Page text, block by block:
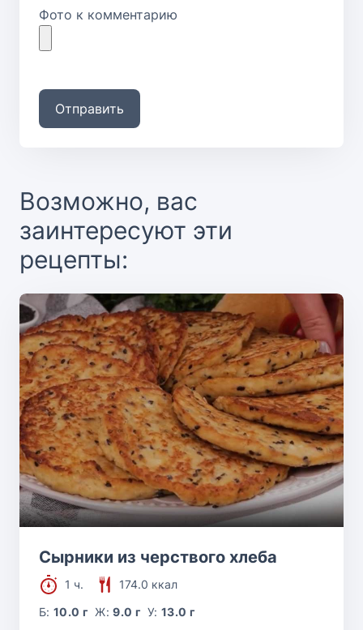
Фото к комментарию
Отправить
Возможно, вас
заинтересуют эти
рецепты:
Сырники из черствого хлеба
1 ч.
174.0 ккал
Б:10.0 г Ж:9.0 г У:13.0 г